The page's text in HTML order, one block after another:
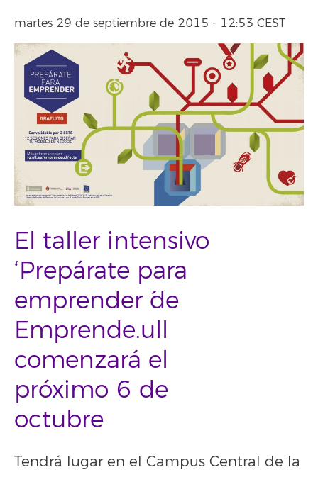
martes 29 de septiembre de 2015 - 12:53 CEST
El taller intensivo
‘Prepárate para
emprender ´de
Emprende.ull
comenzará el
próximo 6 de
octubre
Tendrá lugar en el Campus Central de la